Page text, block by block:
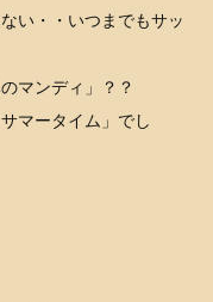
い・・いつまでもサッ
マンディ」？？
マータイム」でし